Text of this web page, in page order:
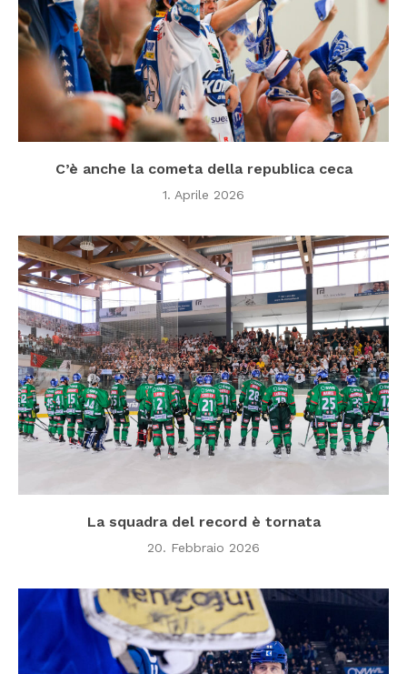
C’è anche la cometa della republica ceca
1. Aprile 2026
La squadra del record è tornata
20. Febbraio 2026